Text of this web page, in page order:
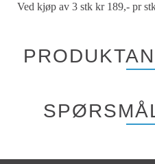
Ved kjøp av 3 stk kr 189,- pr